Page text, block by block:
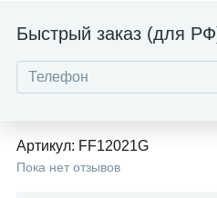
Быстрый заказ (для
Артикул: FF12021G
Пока нет отзывов